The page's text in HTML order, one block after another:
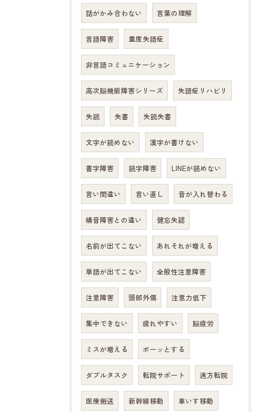
話がかみ合わない 言葉の理解
言語障害 重度失語症
非言語コミュニケーション
高次脳機能障害シリーズ 失語症リハビリ
失読 失書 失読失書
文字が読めない 漢字が書けない
書字障害 読字障害 LINEが読めない
言い間違い 言い直し 音が入れ替わる
構音障害との違い 健忘失認
名前が出てこない あれそれが増える
単語が出てこない 全般性注意障害
注意障害 頭部外傷 注意力低下
集中できない 疲れやすい 脳疲労
ミスが増える ボーッとする
ダブルタスク 転院サポート 遠方転院
医療搬送 新幹線移動 車いす移動